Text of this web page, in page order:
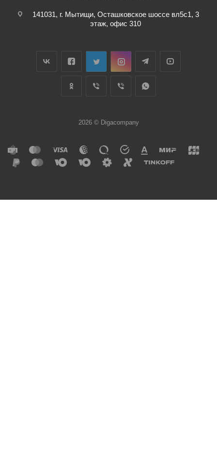
141031, г. Мытищи, Осташковское шоссе вл5с1, 3
этаж, офис 310
2026 © Digacompany